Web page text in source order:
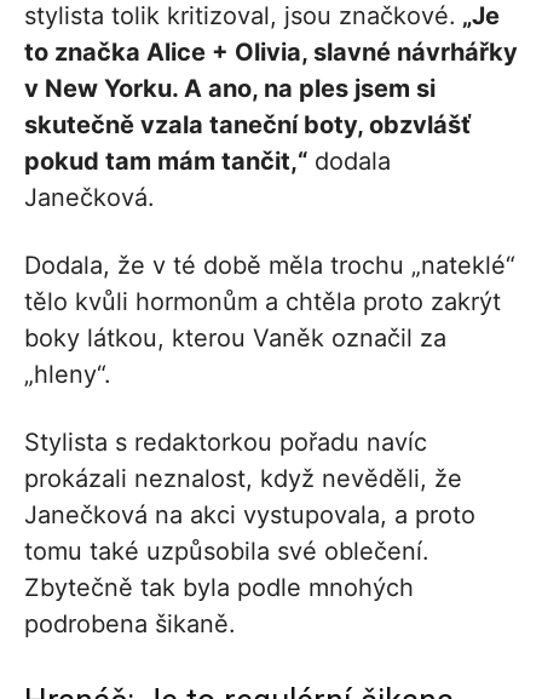
stylista tolik kritizoval, jsou značkové. „Je
to značka Alice + Olivia, slavné návrhářky
v New Yorku. A ano, na ples jsem si
skutečně vzala taneční boty, obzvlášť
pokud tam mám tančit,“ dodala
Janečková.
Dodala, že v té době měla trochu „nateklé“
tělo kvůli hormonům a chtěla proto zakrýt
boky látkou, kterou Vaněk označil za
„hleny“.
Stylista s redaktorkou pořadu navíc
prokázali neznalost, když nevěděli, že
Janečková na akci vystupovala, a proto
tomu také uzpůsobila své oblečení.
Zbytečně tak byla podle mnohých
podrobena šikaně.